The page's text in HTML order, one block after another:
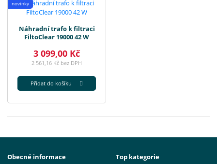
novinky
Náhradní trafo k filtraci
FiltoClear 19000 42 W
3 099,00 Kč
2 561,16 Kč bez DPH
Přidat do košíku
Obecné informace
Top kategorie